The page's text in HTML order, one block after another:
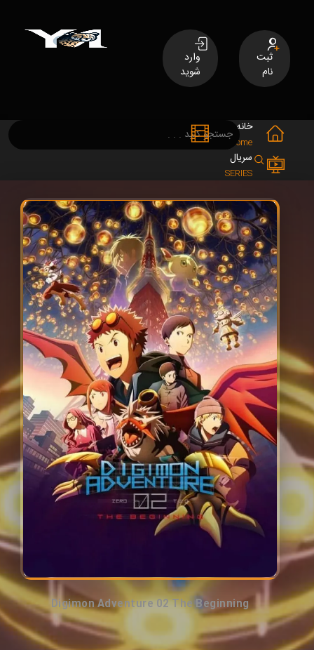
ثبت
نام
وارد
شوید
خانه
Home
سریال
SERIES
Digimon Adventure 02 The Beginning